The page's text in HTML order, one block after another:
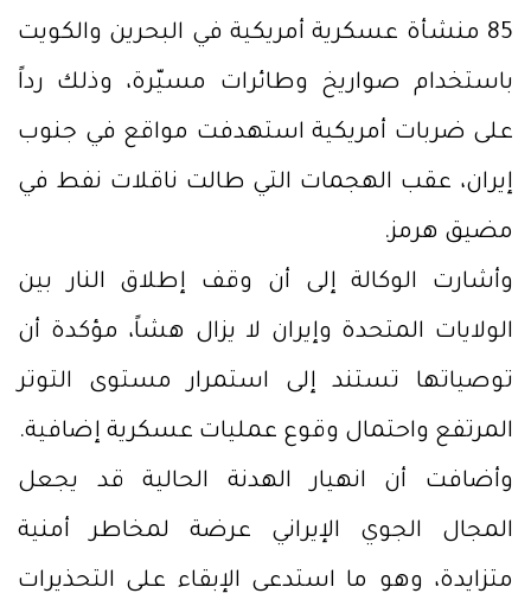
85 منشأة عسكرية أمريكية في البحرين والكويت
باستخدام صواريخ وطائرات مسيّرة، وذلك رداً
على ضربات أمريكية استهدفت مواقع في جنوب
إيران، عقب الهجمات التي طالت ناقلات نفط في
مضيق هرمز.
وأشارت الوكالة إلى أن وقف إطلاق النار بين
الولايات المتحدة وإيران لا يزال هشاً، مؤكدة أن
توصياتها تستند إلى استمرار مستوى التوتر
المرتفع واحتمال وقوع عمليات عسكرية إضافية.
وأضافت أن انهيار الهدنة الحالية قد يجعل
المجال الجوي الإيراني عرضة لمخاطر أمنية
متزايدة، وهو ما استدعى الإبقاء على التحذيرات